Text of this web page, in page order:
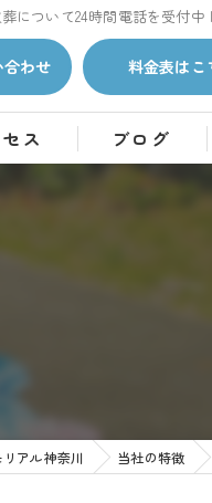
について24時間電話を受付
わせ 料金表はこ
ス ブログ
アル神奈川 当社の特徴